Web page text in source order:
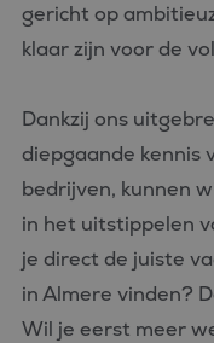
gericht op
klaar zijn voor de
Dankzij ons
diepgaande kennis
bedrijven, kunnen
in het uitstippelen
je direct de juiste
in Almere vinden?
Wil je eerst meer